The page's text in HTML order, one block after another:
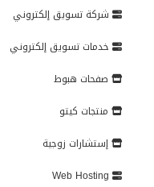
شركة تسويق إلكتروني
خدمات تسويق إلكتروني
صفحات هبوط
منتجات كيتو
إستشارات زوجية